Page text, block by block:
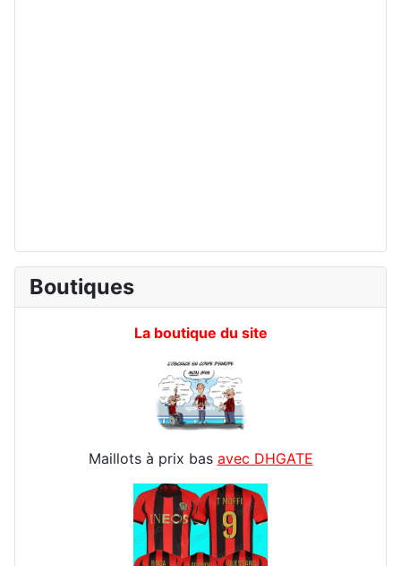
Boutiques
La boutique du site
Maillots à prix bas avec DHGATE